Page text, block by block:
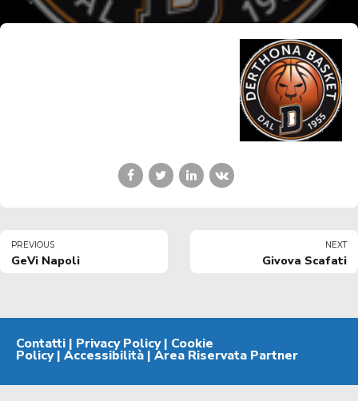
PREVIOUS
GeVi Napoli
NEXT
Givova Scafati
Contatti | Privacy Policy| Cookie
Policy| Accessibilità | Area Riservata Partner